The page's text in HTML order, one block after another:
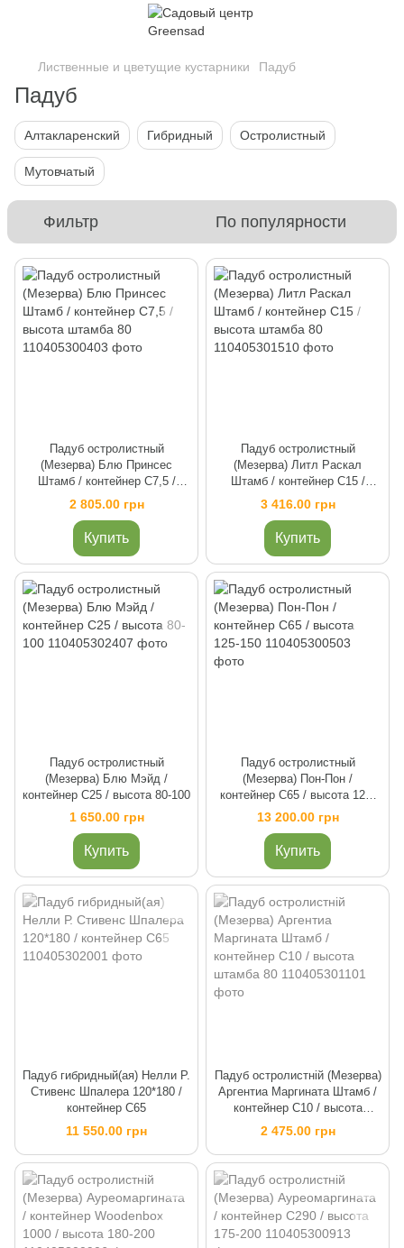
Лиственные и цветущие кустарники Падуб
Падуб
Алтакларенский Гибридный Остролистный
Мутовчатый
Фильтр По популярности
Падуб остролистный
(Мезерва) Блю Принсес
Штамб / контейнер C7,5 /
высота штамба 80
2 805.00 грн
Купить
Падуб остролистный
(Мезерва) Литл Раскал
Штамб / контейнер C15 /
высота штамба 80
3 416.00 грн
Купить
Падуб остролистный
(Мезерва) Блю Мэйд /
контейнер C25 / высота 80-100
1 650.00 грн
Купить
Падуб остролистный
(Мезерва) Пон-Пон /
контейнер C65 / высота 125-
150
13 200.00 грн
Купить
Падуб гибридный(ая) Нелли Р.
Стивенс Шпалера 120*180 /
контейнер C65
11 550.00 грн
Падуб остролистній (Мезерва)
Аргентиа Маргината Штамб /
контейнер C10 / высота
штамба 80
2 475.00 грн